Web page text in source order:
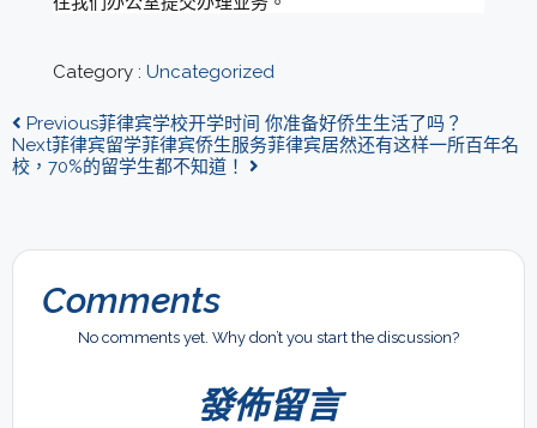
Category : Uncategorized
Previous菲律宾学校开学时间 你准备好侨生生活了吗？
Next菲律宾留学菲律宾侨生服务菲律宾居然还有这样一所百年名
校，70%的留学生都不知道！
Comments
No comments yet. Why don’t you start the discussion?
發佈留言